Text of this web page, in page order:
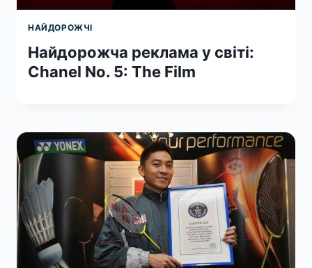
НАЙДОРОЖЧІ
Найдорожча реклама у світі:
Chanel No. 5: The Film